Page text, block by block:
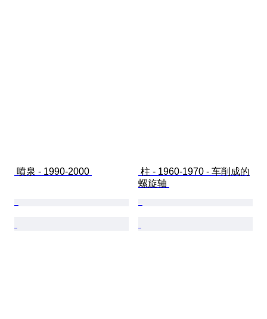
噴泉 - 1990-2000
螺旋轴